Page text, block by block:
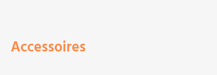
Accessoires